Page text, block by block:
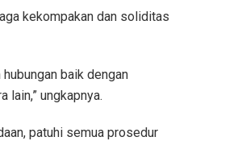
kekompakan dan soliditas
baik dengan
lain,” ungkapnya.
patuhi semua prosedur